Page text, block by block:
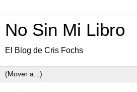
No Sin Mi Libro
El Blog de Cris Fochs